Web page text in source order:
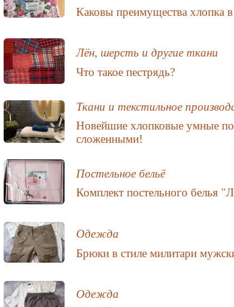
Каковы преимущества хлопка
Лён, шерсть и другие ткани
Что такое пестрядь?
Ткани и текстильное
Новейшие хлопковые умные
сложенными!
Постельное бельё
Комплект постельного белья
Одежда
Брюки в стиле милитари
Одежда